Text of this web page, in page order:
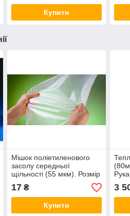
Купити
Мішок поліетиленового
засолу середньої
щільності (55 мкм). Розмір
65x100см.
17₴
Купити
3